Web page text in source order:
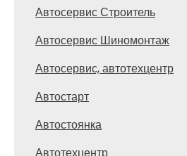
Автосервис Строитель
Автосервис Шиномонтаж
Автосервис, автотехцентр
Автостарт
Автостоянка